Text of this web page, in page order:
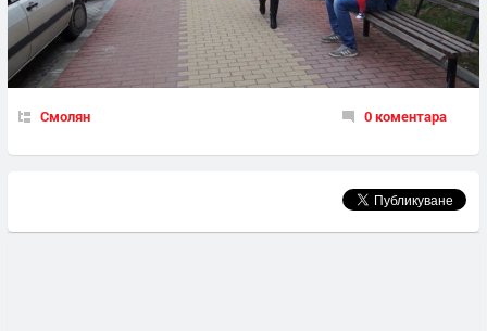
Смолян 0 коментара